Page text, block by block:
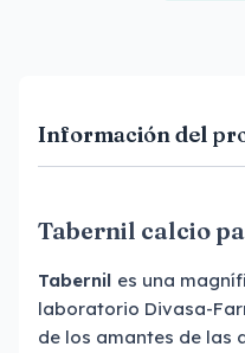
Información del
Tabernil calcio
Tabernil es una
laboratorio Divasa-
de los amantes de las